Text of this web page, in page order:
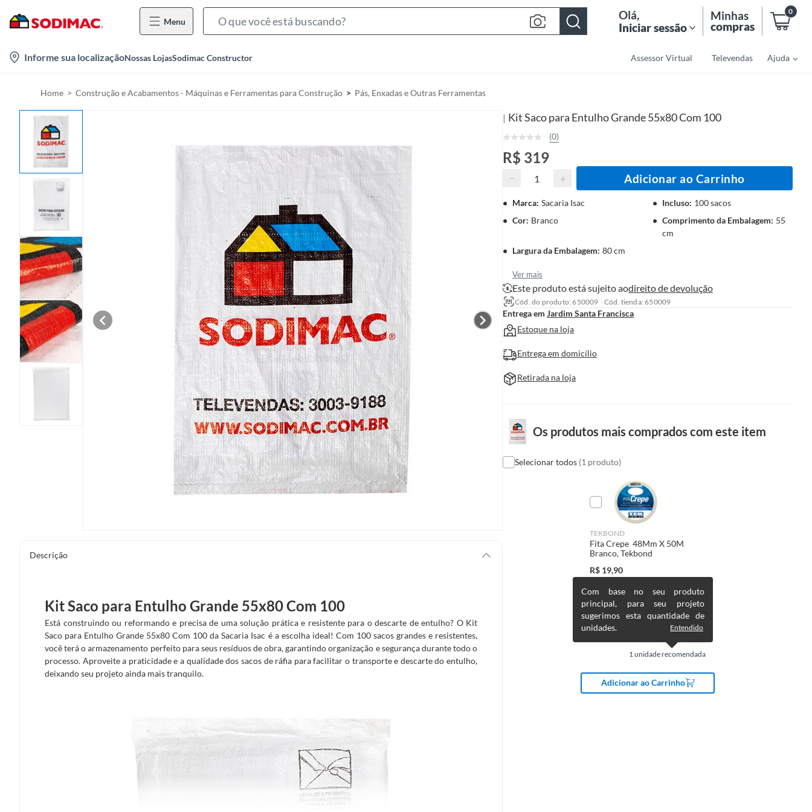
Menu
h
r
Olá,
Iniciar sessão
Minhas
compras
0
Informe sua localizaçãoNossas LojasSodimac Constructor Assessor Virtual Televendas Ajuda
Home Construção e Acabamentos - Máquinas e Ferramentas para Construção Pás, Enxadas e Outras Ferramentas
Descrição
Kit Saco para Entulho Grande 55x80 Com 100
Está construindo ou reformando e precisa de uma solução prática e resistente para o descarte de entulho? O Kit
Saco para Entulho Grande 55x80 Com 100 da Sacaria Isac é a escolha ideal! Com 100 sacos grandes e resistentes,
você terá o armazenamento perfeito para seus resíduos de obra, garantindo organização e segurança durante todo o
processo. Aproveite a praticidade e a qualidade dos sacos de ráfia para facilitar o transporte e descarte do entulho,
deixando seu projeto ainda mais tranquilo.
| Kit Saco para Entulho Grande 55x80 Com 100
(0)
R$ 319
− + Adicionar ao Carrinho
Marca: Sacaria Isac Incluso: 100 sacos
Cor: Branco Comprimento da Embalagem: 55
cm
Largura da Embalagem: 80 cm
Ver mais
Este produto está sujeito aodireito de devolução
Cód. do produto: 650009 Cód. tienda: 650009
Entrega em Jardim Santa Francisca
Estoque na loja
Entrega em domicílio
Retirada na loja
Os produtos mais comprados com este item
Selecionar todos (1 produto)
TEKBOND
Fita Crepe 48Mm X 50M
Branco, Tekbond
R$ 19,90
1 unidade recomendada
Com base no seu produto
principal, para seu projeto
sugerimos esta quantidade de
unidades.
Entendido
Adicionar ao Carrinho